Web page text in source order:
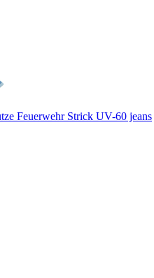
Feuerwehr Strick UV-60 jeans